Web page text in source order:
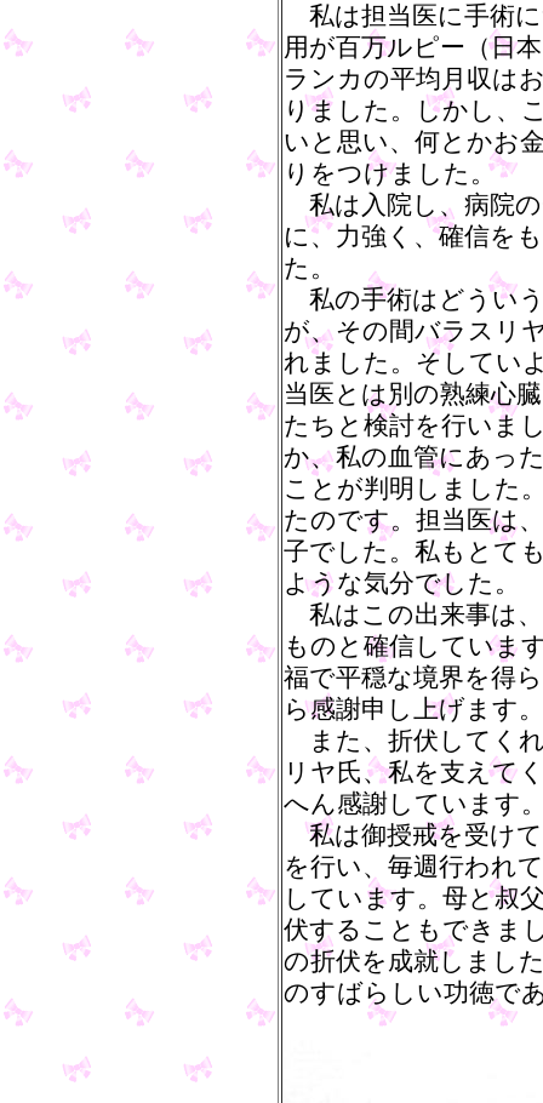
私は担当医に手術
用が百万ルピー（日
ランカの平均月収は
りました。しかし、
いと思い、何とかお
りをつけました。
私は入院し、病院
に、力強く、確信を
た。
私の手術はどうい
が、その間バラスリ
れました。そしてい
当医とは別の熟練心
たちと検討を行いま
か、私の血管にあっ
ことが判明しました
たのです。担当医は
子でした。私もとて
ような気分でした。
私はこの出来事は
ものと確信していま
福で平穏な境界を得
ら感謝申し上げます。
また、折伏してく
リヤ氏、私を支えて
へん感謝しています
私は御授戒を受け
を行い、毎週行われ
しています。母と叔
伏することもできま
の折伏を成就しまし
のすばらしい功徳で